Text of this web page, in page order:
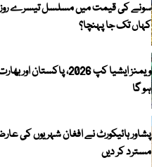
سونے کی قیمت میں مسلسل تیسرے روز
کہاں تک جا پہنچا؟
ویمنز ایشیا کپ 2026،
ہو گا
پشاور ہائیکورٹ نے افغان شہریوں کی
مسترد کر دیں